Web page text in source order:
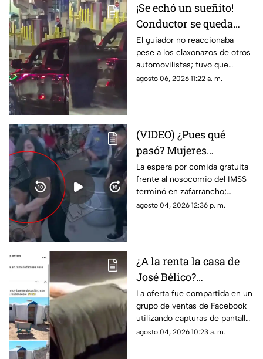
¡Se echó un sueñito!
Conductor se queda
dormido en la fila del
puente libre y se
viraliza en Ciudad
Juárez
El guiador no reaccionaba
pese a los claxonazos de otros
automovilistas; tuvo que
intervenir un agente de CBP
agosto 06, 2026 11:22 a. m.
(VIDEO) ¿Pues qué
pasó? Mujeres
protagonizan peculiar
riña con jalones de
cabello en fila de
burritos y desatan
La espera por comida gratuita
frente al nosocomio del IMSS
terminó en zafarrancho;
testigos tuvieron que
agosto 04, 2026 12:36 p. m.
¿A la renta la casa de
José Bélico?
Publicación en redes
desata diversas
opiniones en Ciudad
Juárez
La oferta fue compartida en un
grupo de ventas de Facebook
utilizando capturas de pantalla
tomadas del canal Unique
agosto 04, 2026 10:23 a. m.